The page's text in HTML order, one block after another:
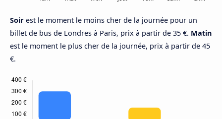
Soir est le moment le moins cher de la journée pour un
billet de bus de Londres à Paris, prix à partir de 35 €. Matin
est le moment le plus cher de la journée, prix à partir de 45
€.